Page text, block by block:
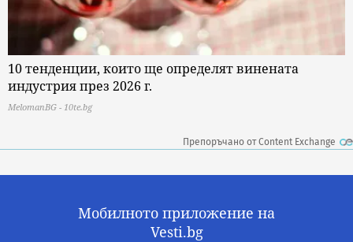
10 тенденции, които ще определят винената
индустрия през 2026 г.
MelomanBG - 10te.bg
Препоръчано от Content Exchange
Мобилното приложение на
Vesti.bg